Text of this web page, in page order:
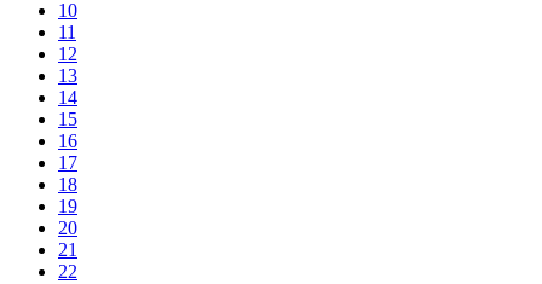
10
11
12
13
14
15
16
17
18
19
20
21
22